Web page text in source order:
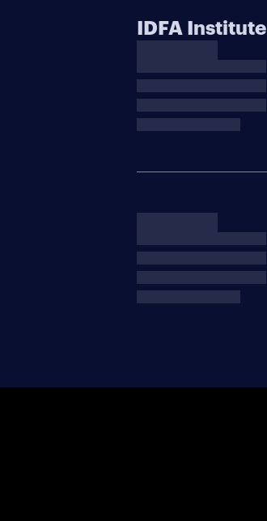
IDFA Institute